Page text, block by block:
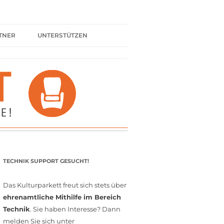
UNTERSTÜTZEN
SPENDEN
FÖRDERMITGLIED WERDEN
MITGLIEDSCHAFT
TECHNIK SUPPORT GESUCHT!
Das Kulturparkett freut sich stets über
ehrenamtliche Mithilfe im Bereich
Technik. Sie haben Interesse? Dann
melden Sie sich unter